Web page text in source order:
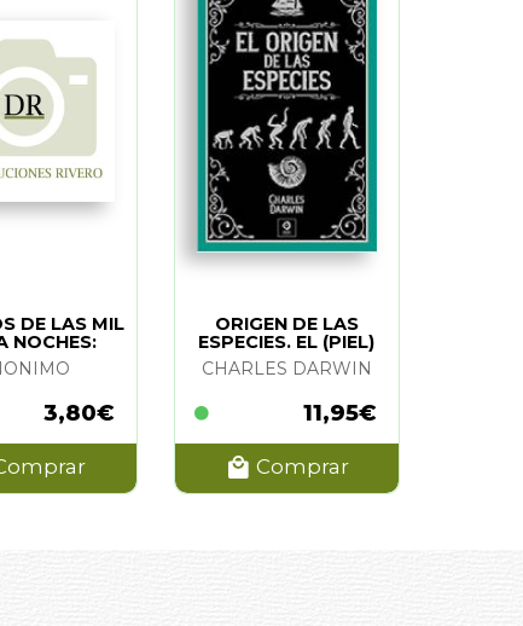
DE LAS MIL
NOCHES:
& ALI BABA
3,80€
ORIGEN DE LAS
ESPECIES. EL (PIEL)
CHARLES DARWIN
11,95€
Comprar